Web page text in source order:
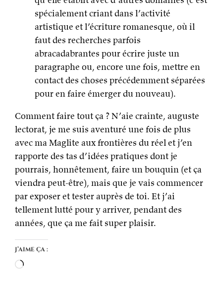
spécialement criant dans l’activité
artistique et l’écriture romanesque, où il
faut des recherches parfois
abracadabrantes pour écrire juste un
paragraphe ou, encore une fois, mettre en
contact des choses précédemment séparées
pour en faire émerger du nouveau).
Comment faire tout ça ? N’aie crainte, auguste
lectorat, je me suis aventuré une fois de plus
avec ma Maglite aux frontières du réel et j’en
rapporte des tas d’idées pratiques dont je
pourrais, honnêtement, faire un bouquin (et ça
viendra peut-être), mais que je vais commencer
par exposer et tester auprès de toi. Et j’ai
tellement lutté pour y arriver, pendant des
années, que ça me fait super plaisir.
J’aime ça :
Chargement…